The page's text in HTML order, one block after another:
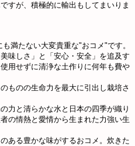
すが、積極的に輸出もしてまいりま
満たない大変貴重な"おコメ"です。
味しさ」と「安心・安全」を追及す
用せずに清浄な土作りに何年も費や
ものの生命力を最大に引出し栽培さ
力と清らかな水と日本の四季が織り
の情熱と愛情から生まれた力強い生
ある豊かな味がするおコメ。炊きた